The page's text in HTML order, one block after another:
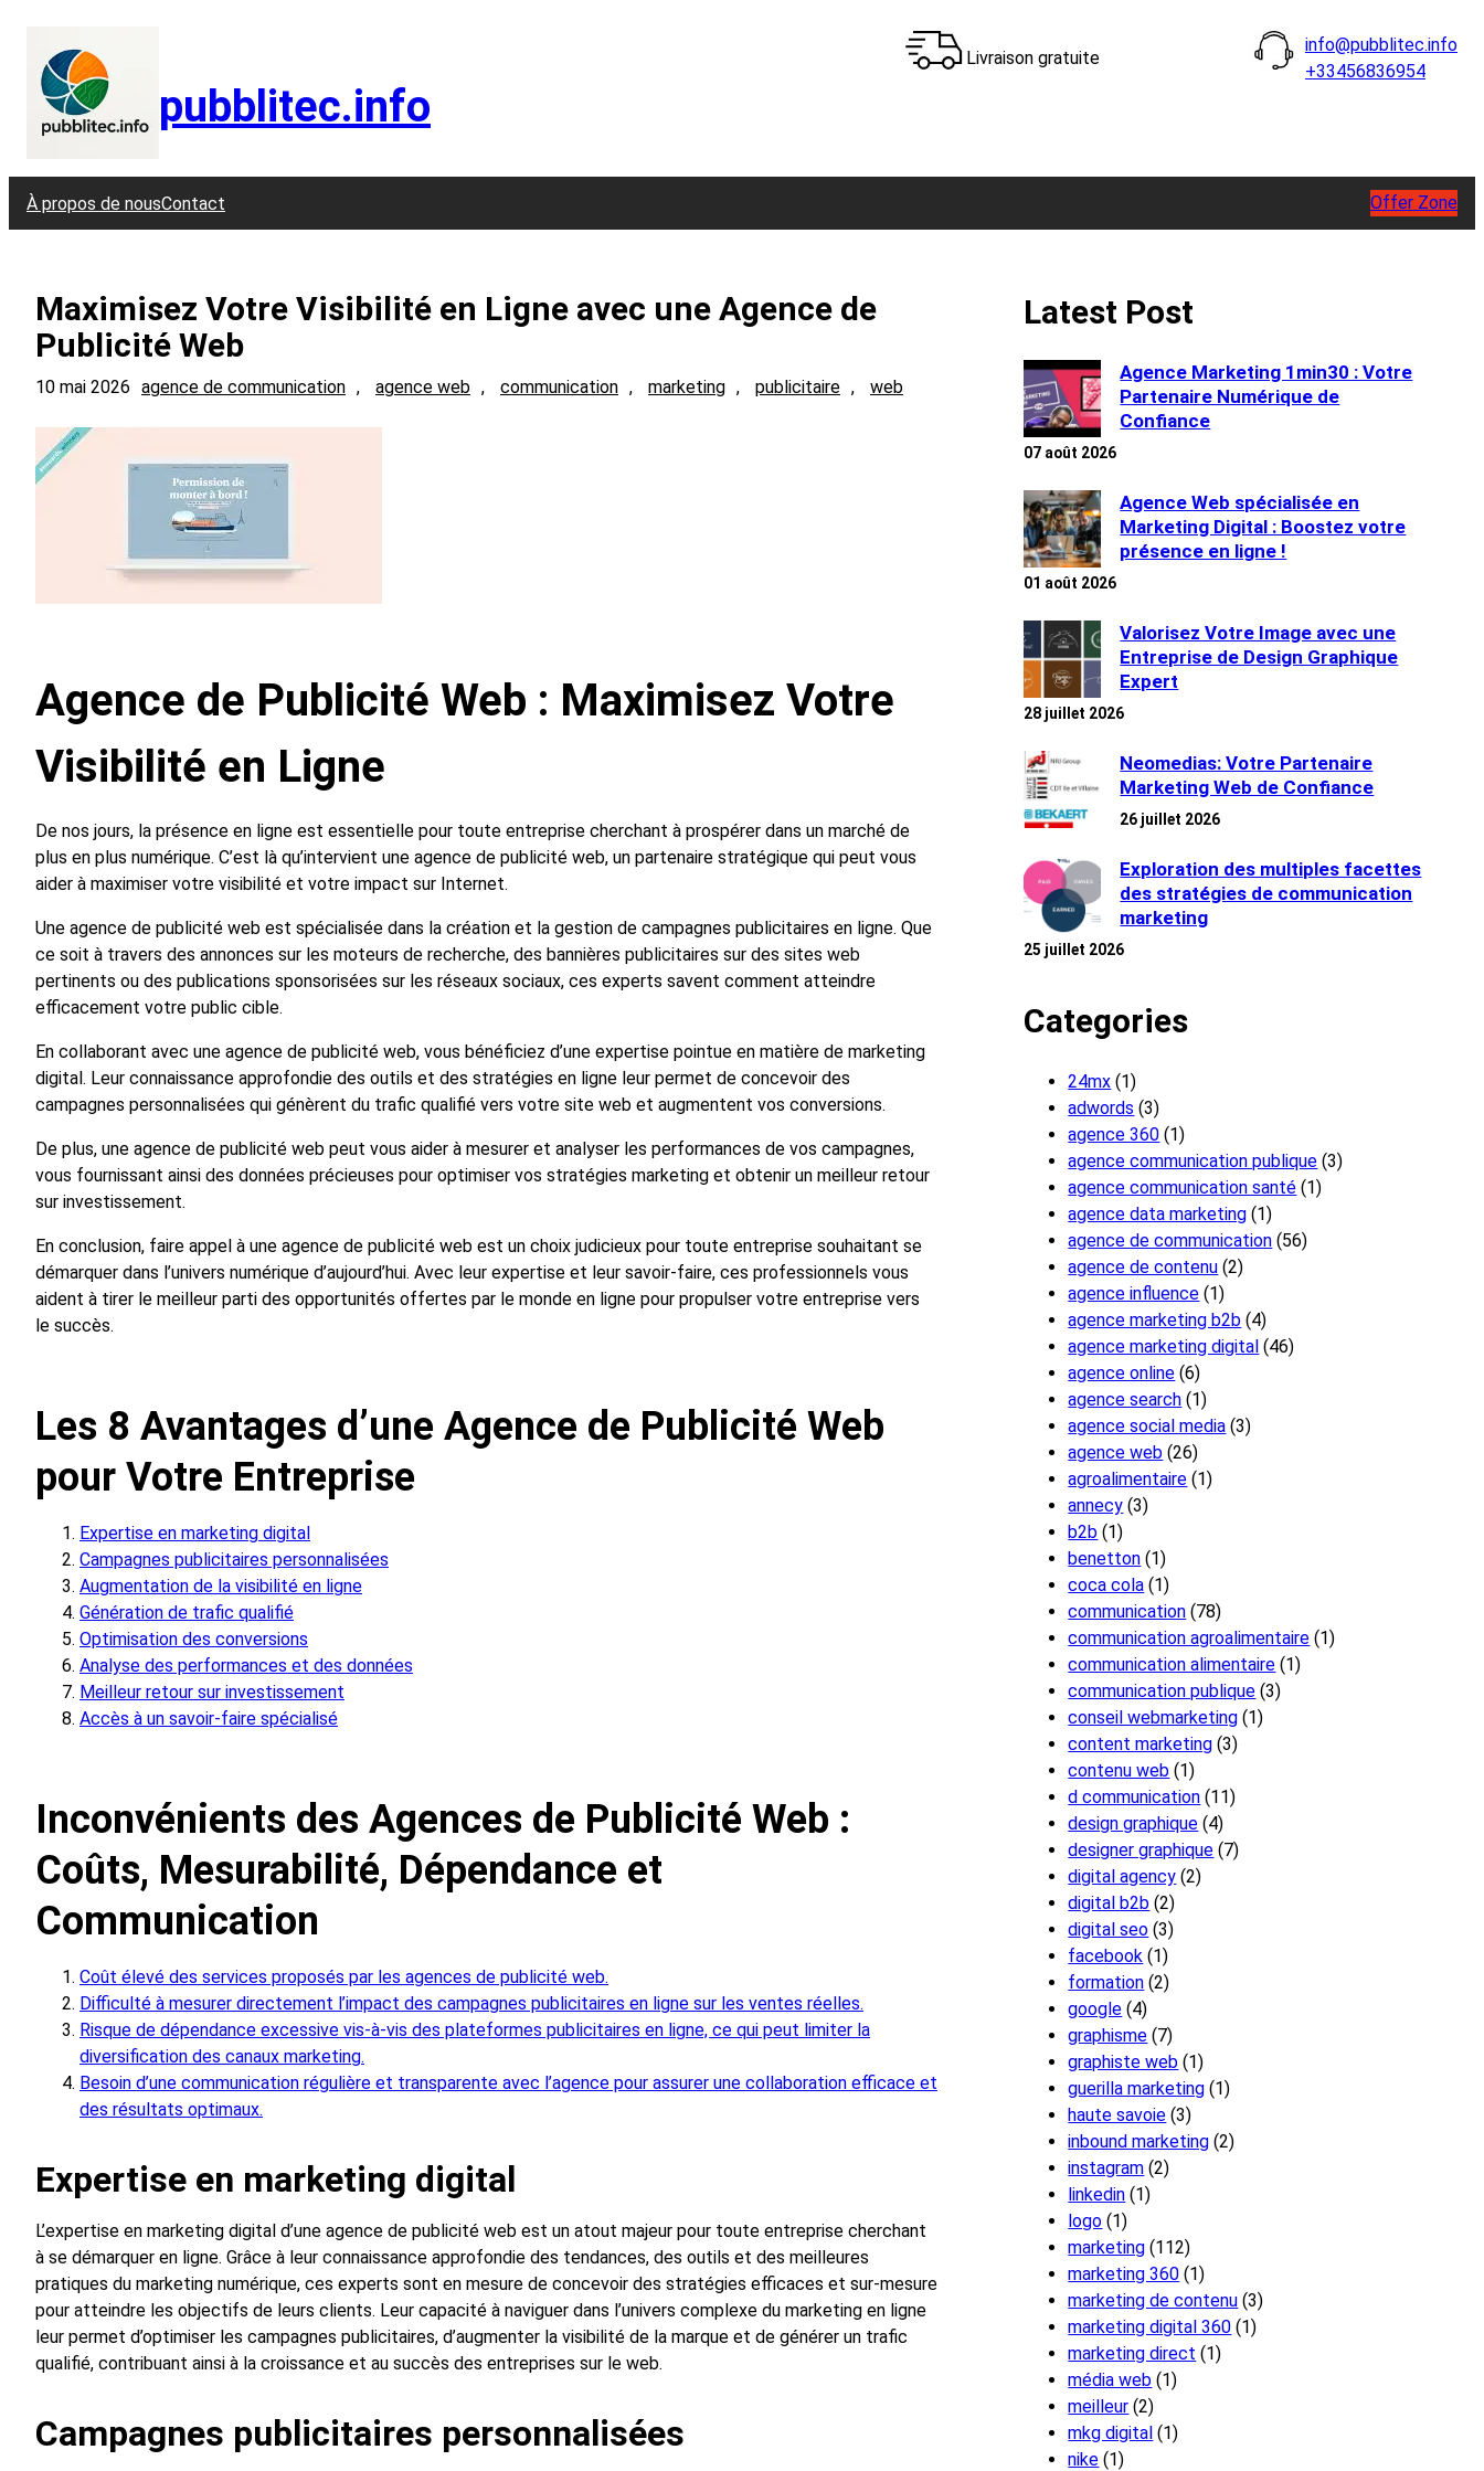
contenu
pubblitec.info
Livraison gratuite
info@pubblitec.info
+33456836954
À propos de nousContact Offer Zone
Maximisez Votre Visibilité en Ligne avec une Agence de
Publicité Web
10 mai 2026 agence de communication , agence web , communication , marketing , publicitaire , web
Agence de Publicité Web : Maximisez Votre
Visibilité en Ligne
De nos jours, la présence en ligne est essentielle pour toute entreprise cherchant à prospérer dans un marché de
plus en plus numérique. C’est là qu’intervient une agence de publicité web, un partenaire stratégique qui peut vous
aider à maximiser votre visibilité et votre impact sur Internet.
Une agence de publicité web est spécialisée dans la création et la gestion de campagnes publicitaires en ligne. Que
ce soit à travers des annonces sur les moteurs de recherche, des bannières publicitaires sur des sites web
pertinents ou des publications sponsorisées sur les réseaux sociaux, ces experts savent comment atteindre
efficacement votre public cible.
En collaborant avec une agence de publicité web, vous bénéficiez d’une expertise pointue en matière de marketing
digital. Leur connaissance approfondie des outils et des stratégies en ligne leur permet de concevoir des
campagnes personnalisées qui génèrent du trafic qualifié vers votre site web et augmentent vos conversions.
De plus, une agence de publicité web peut vous aider à mesurer et analyser les performances de vos campagnes,
vous fournissant ainsi des données précieuses pour optimiser vos stratégies marketing et obtenir un meilleur retour
sur investissement.
En conclusion, faire appel à une agence de publicité web est un choix judicieux pour toute entreprise souhaitant se
démarquer dans l’univers numérique d’aujourd’hui. Avec leur expertise et leur savoir-faire, ces professionnels vous
aident à tirer le meilleur parti des opportunités offertes par le monde en ligne pour propulser votre entreprise vers
le succès.
Les 8 Avantages d’une Agence de Publicité Web
pour Votre Entreprise
Expertise en marketing digital
Campagnes publicitaires personnalisées
Augmentation de la visibilité en ligne
Génération de trafic qualifié
Optimisation des conversions
Analyse des performances et des données
Meilleur retour sur investissement
Accès à un savoir-faire spécialisé
Inconvénients des Agences de Publicité Web :
Coûts, Mesurabilité, Dépendance et
Communication
Coût élevé des services proposés par les agences de publicité web.
Difficulté à mesurer directement l’impact des campagnes publicitaires en ligne sur les ventes réelles.
Risque de dépendance excessive vis-à-vis des plateformes publicitaires en ligne, ce qui peut limiter la
diversification des canaux marketing.
Besoin d’une communication régulière et transparente avec l’agence pour assurer une collaboration efficace et
des résultats optimaux.
Expertise en marketing digital
L’expertise en marketing digital d’une agence de publicité web est un atout majeur pour toute entreprise cherchant
à se démarquer en ligne. Grâce à leur connaissance approfondie des tendances, des outils et des meilleures
pratiques du marketing numérique, ces experts sont en mesure de concevoir des stratégies efficaces et sur-mesure
pour atteindre les objectifs de leurs clients. Leur capacité à naviguer dans l’univers complexe du marketing en ligne
leur permet d’optimiser les campagnes publicitaires, d’augmenter la visibilité de la marque et de générer un trafic
qualifié, contribuant ainsi à la croissance et au succès des entreprises sur le web.
Campagnes publicitaires personnalisées
Latest Post
Agence Marketing 1min30 : Votre
Partenaire Numérique de
Confiance
07 août 2026
Agence Web spécialisée en
Marketing Digital : Boostez votre
présence en ligne !
01 août 2026
Valorisez Votre Image avec une
Entreprise de Design Graphique
Expert
28 juillet 2026
Neomedias: Votre Partenaire
Marketing Web de Confiance
26 juillet 2026
Exploration des multiples facettes
des stratégies de communication
marketing
25 juillet 2026
Categories
24mx (1)
adwords (3)
agence 360 (1)
agence communication publique (3)
agence communication santé (1)
agence data marketing (1)
agence de communication (56)
agence de contenu (2)
agence influence (1)
agence marketing b2b (4)
agence marketing digital (46)
agence online (6)
agence search (1)
agence social media (3)
agence web (26)
agroalimentaire (1)
annecy (3)
b2b (1)
benetton (1)
coca cola (1)
communication (78)
communication agroalimentaire (1)
communication alimentaire (1)
communication publique (3)
conseil webmarketing (1)
content marketing (3)
contenu web (1)
d communication (11)
design graphique (4)
designer graphique (7)
digital agency (2)
digital b2b (2)
digital seo (3)
facebook (1)
formation (2)
google (4)
graphisme (7)
graphiste web (1)
guerilla marketing (1)
haute savoie (3)
inbound marketing (2)
instagram (2)
linkedin (1)
logo (1)
marketing (112)
marketing 360 (1)
marketing de contenu (3)
marketing digital 360 (1)
marketing direct (1)
média web (1)
meilleur (2)
mkg digital (1)
nike (1)